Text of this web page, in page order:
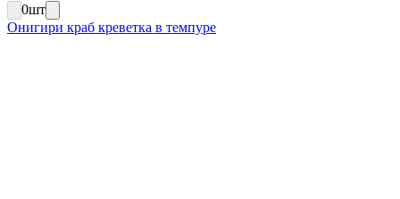
0шт
Онигири краб креветка в темпуре